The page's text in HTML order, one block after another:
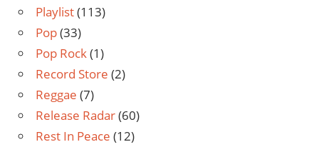
Playlist(113)
Pop(33)
Pop Rock(1)
Record Store (2)
Reggae (7)
Release Radar(60)
Rest In Peace (12)